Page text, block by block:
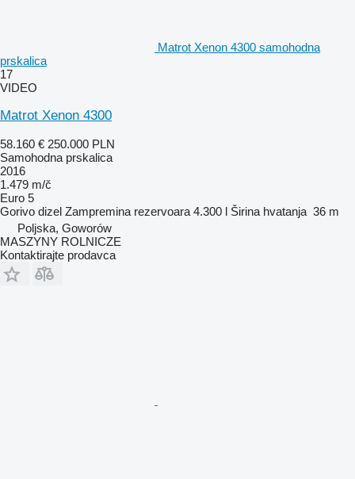
Matrot Xenon 4300 samohodna
prskalica
17
VIDEO
Matrot Xenon 4300
58.160 € 250.000 PLN
Samohodna prskalica
2016
1.479 m/č
Euro 5
Gorivo dizel Zampremina rezervoara 4.300 l Širina hvatanja 36 m
Poljska, Goworów
MASZYNY ROLNICZE
Kontaktirajte prodavca